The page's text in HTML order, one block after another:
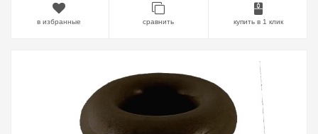
в избранные сравнить купить в 1 клик